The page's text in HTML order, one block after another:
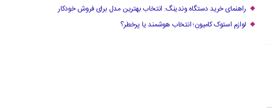
راهنمای خرید دستگاه وندینگ: انتخاب بهترین مدل برای فروش خودکار
لوازم استوک کامیون؛ انتخاب هوشمند یا پرخطر؟